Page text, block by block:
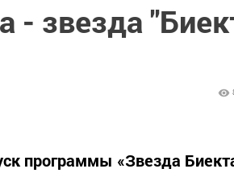
- звезда
программы «Звезда